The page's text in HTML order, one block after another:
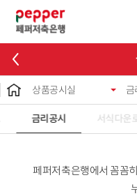
상품공시실 금
금리공시 서식다운
페퍼저축은행에서 꼼꼼